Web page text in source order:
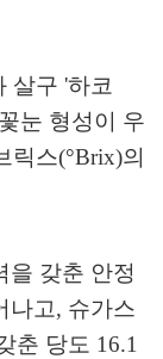
살구 '하코
눈 형성이 우
릭스(°Brix)의
을 갖춘 안정
나고, 슈가스
춘 당도 16.1